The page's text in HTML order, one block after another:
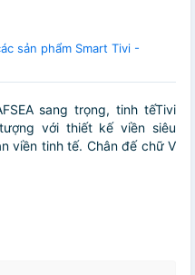
sản phẩm Smart Tivi -
sang trọng, tinh tếTivi
với thiết kế viền siêu
viền tinh tế. Chân đế chữ V